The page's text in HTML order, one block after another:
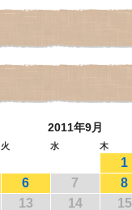
2011年9月
火 水 木
1
6 7 8
13 14 15